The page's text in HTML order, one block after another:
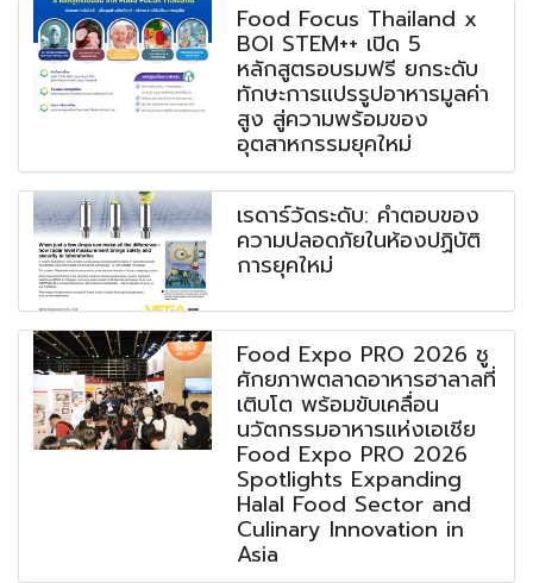
Food Focus Thailand x
BOI STEM++ เปิด 5
หลักสูตรอบรมฟรี ยกระดับ
ทักษะการแปรรูปอาหารมูลค่า
สูง สู่ความพร้อมของ
อุตสาหกรรมยุคใหม่
เรดาร์วัดระดับ: คำตอบของ
ความปลอดภัยในห้องปฏิบัติ
การยุคใหม่
Food Expo PRO 2026 ชู
ศักยภาพตลาดอาหารฮาลาลที่
เติบโต พร้อมขับเคลื่อน
นวัตกรรมอาหารแห่งเอเชีย
Food Expo PRO 2026
Spotlights Expanding
Halal Food Sector and
Culinary Innovation in
Asia